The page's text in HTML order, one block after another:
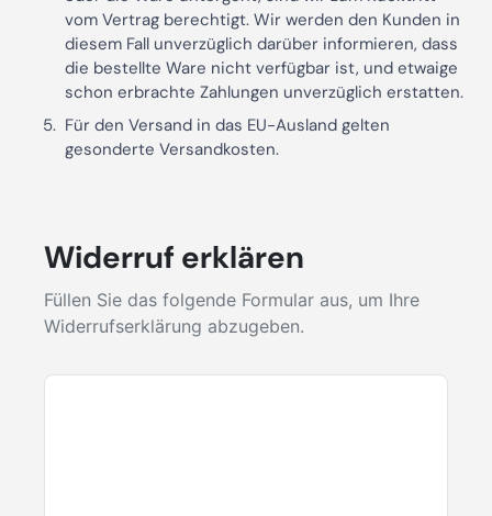
vom Vertrag berechtigt. Wir werden den Kunden in
diesem Fall unverzüglich darüber informieren, dass
die bestellte Ware nicht verfügbar ist, und etwaige
schon erbrachte Zahlungen unverzüglich erstatten.
Für den Versand in das EU-Ausland gelten
gesonderte Versandkosten.
Widerruf erklären
Füllen Sie das folgende Formular aus, um Ihre
Widerrufserklärung abzugeben.